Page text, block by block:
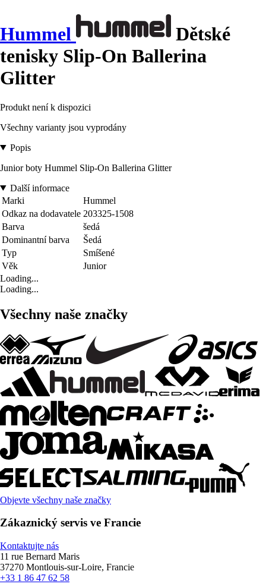
Hummel
Dětské
tenisky Slip-On Ballerina
Glitter
Produkt není k dispozici
Všechny varianty jsou vyprodány
Popis
Junior boty Hummel Slip-On Ballerina Glitter
Další informace
Marki
Hummel
Odkaz na dodavatele 203325-1508
Barva
šedá
Dominantní barva
Šedá
Typ
Smíšené
Věk
Junior
Loading...
Loading...
Všechny naše značky
Objevte všechny naše značky
Zákaznický servis ve Francie
Kontaktujte nás
11 rue Bernard Maris
37270 Montlouis-sur-Loire, Francie
+33 1 86 47 62 58